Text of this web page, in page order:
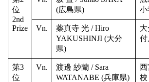
位
2nd
Prize
(広島県)
小
Vn.
薬真寺 光 / Hiro
YAKUSHINJI (大分
県)
付
第3
位
Vn.
渡邊 紗蘭 / Sara
WATANABE (兵庫県)
西
校